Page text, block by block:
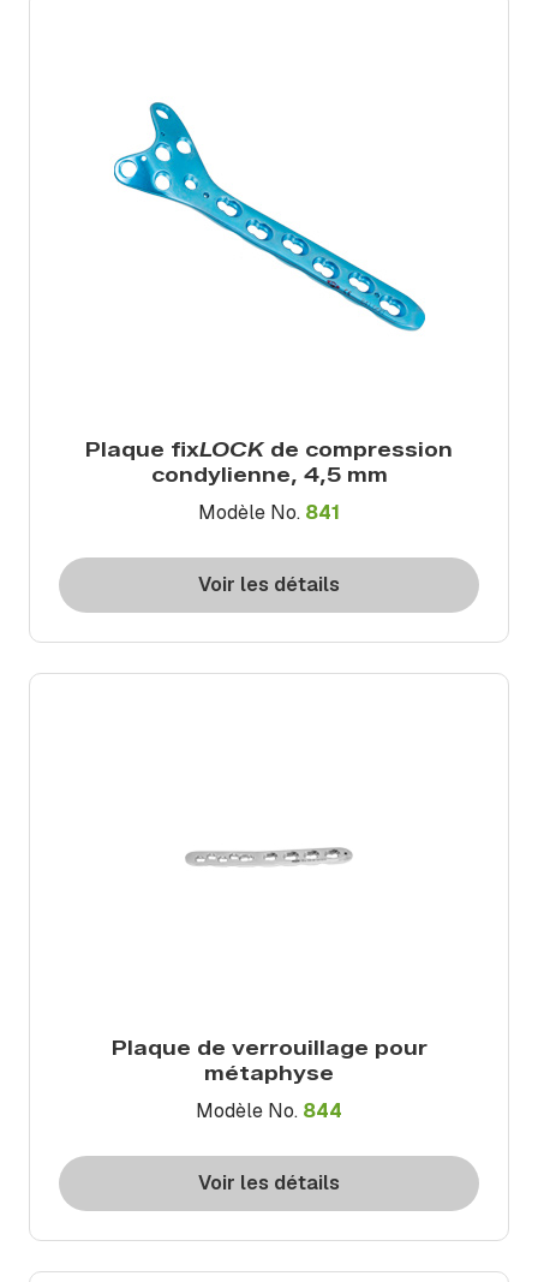
Plaque fixLOCK de compression
condylienne, 4,5 mm
Modèle No. 841
Voir les détails
Plaque de verrouillage pour
métaphyse
Modèle No. 844
Voir les détails